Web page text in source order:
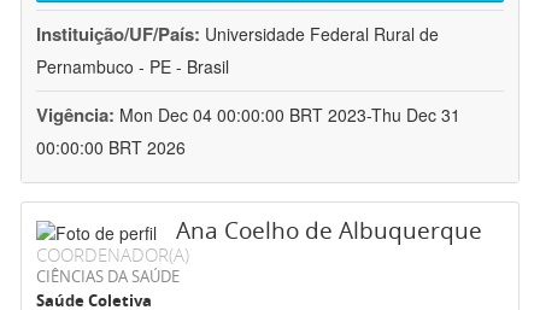
Instituição/UF/País: Universidade Federal Rural de
Pernambuco - PE - Brasil
Vigência: Mon Dec 04 00:00:00 BRT 2023-Thu Dec 31
00:00:00 BRT 2026
Ana Coelho de Albuquerque
COORDENADOR(A)
CIÊNCIAS DA SAÚDE
Saúde Coletiva